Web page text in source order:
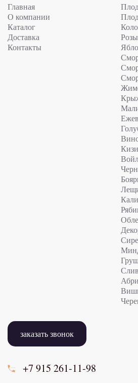
Главная
О компании
Каталог
Доставка
Контакты
Розы
заказать звонок
+7 915 261-11-98